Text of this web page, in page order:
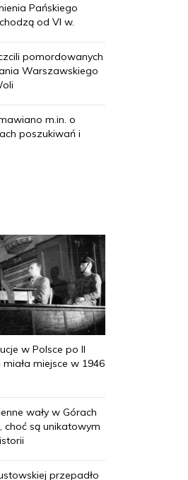
Pańskiego
od VI w.
pomordowanych
Warszawskiego
m.in. o
poszukiwań i
w Polsce po II
miejsce w 1946
wały w Górach
choć są unikatowym
przepadło